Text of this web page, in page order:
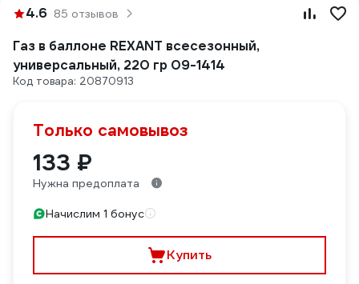
4.6 85 отзывов
Газ в баллоне REXANT всесезонный,
универсальный, 220 гр 09-1414
Код товара: 20870913
Только самовывоз
133 ₽
Нужна предоплата
Начислим 1 бонус
Купить